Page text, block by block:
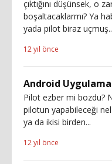
çıktığını düşünsek, o
boşaltacaklarmı? Ya
yada pilot biraz
12 yıl önce
Android
Pilot ezber mi bozdu?
pilotun yapabileceği
ya da ikisi birden...
12 yıl önce